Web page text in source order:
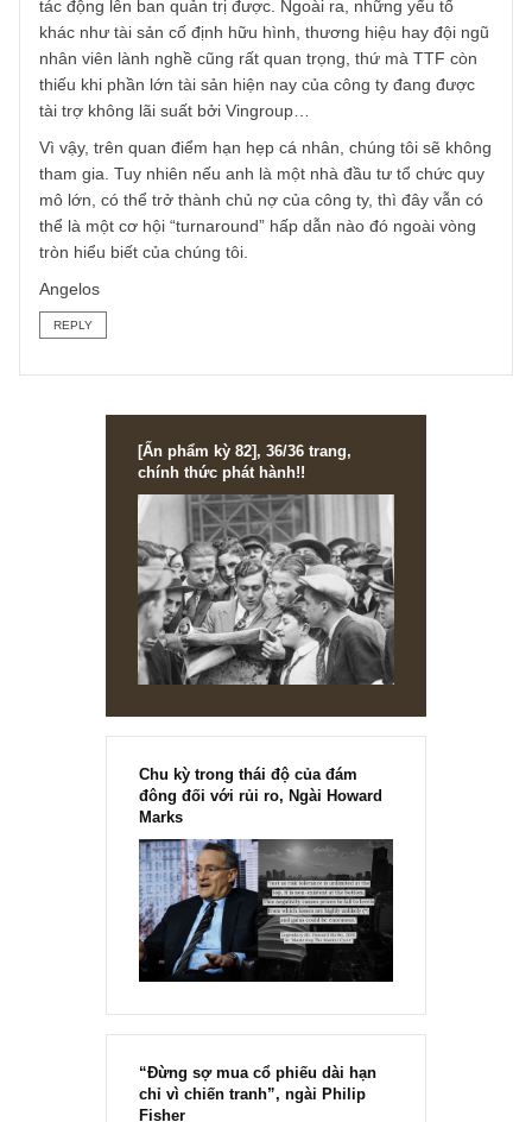
được tốt, ngay cả trước giai đoạn gặp scandal “bốc hơi
hàng tồn kho” năm 2016.
Nhiều lần các độc giả khác cũng hỏi chúng tôi các trường
hợp turnarounds tương tự, như HAG/HNG hay case
TTF/JVC, song chúng tôi đều từ chối vì chúng tôi thường
cho rằng những case âm vốn, lâm trên bờ phá sản dạng
nầy chỉ phù hợp khi ta mua trái phiếu hoặc nợ vay của
chúng – “distressed debt” – vùng cơ hội thường phù hợp
cho những NĐT tổ chức, chủ động quy mô lớn nơi họ có
tác động lên ban quản trị được. Ngoài ra, những yếu tố
khác như tài sản cố định hữu hình, thương hiệu hay đội
tài trợ không lãi suất bởi Vingroup…
Vì vậy, trên quan điểm hạn hẹp cá nhân, chúng tôi sẽ
tham gia. Tuy nhiên nếu anh là một nhà đầu tư tổ chức
mô lớn, có thể trở thành chủ nợ của công ty, thì đây vẫn
thể là một cơ hội “turnaround” hấp dẫn nào đó ngoài vòng
tròn hiểu biết của chúng tôi.
[Ấn phẩm kỳ 82], 36/36 trang,
chính thức phát hành!!